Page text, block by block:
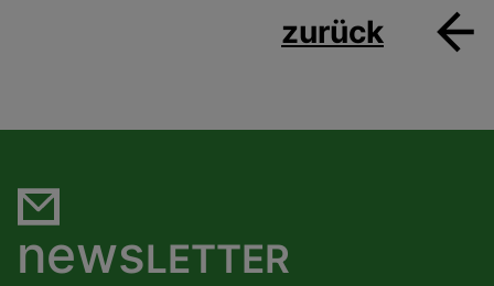
zurück
newsLETTER